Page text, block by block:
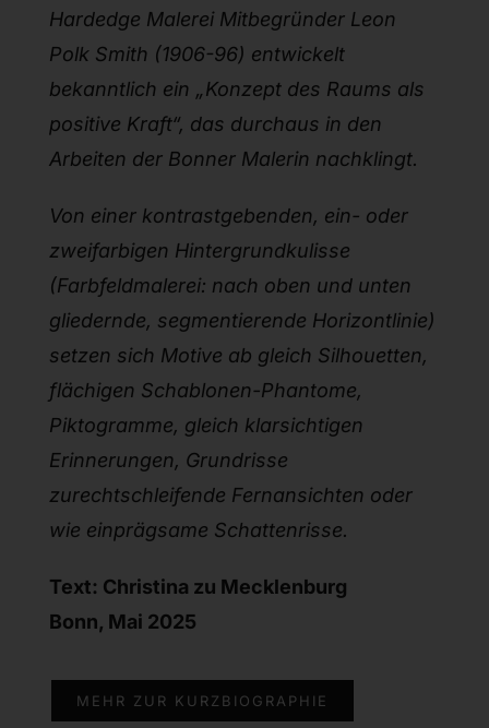
Hardedge Malerei Mitbegründer Leon
Polk Smith (1906-96) entwickelt
bekanntlich ein „Konzept des Raums als
positive Kraft“, das durchaus in den
Arbeiten der Bonner Malerin nachklingt.
Von einer kontrastgebenden, ein- oder
zweifarbigen Hintergrundkulisse
(Farbfeldmalerei: nach oben und unten
gliedernde, segmentierende Horizontlinie)
setzen sich Motive ab gleich Silhouetten,
flächigen Schablonen-Phantome,
Piktogramme, gleich klarsichtigen
Erinnerungen, Grundrisse
zurechtschleifende Fernansichten oder
wie einprägsame Schattenrisse.
Text: Christina zu Mecklenburg
Bonn, Mai 2025
MEHR ZUR KURZBIOGRAPHIE